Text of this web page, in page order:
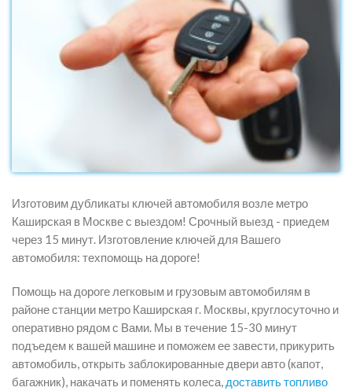
Изготовим дубликаты ключей автомобиля возле метро
Каширская в Москве с выездом! Срочный выезд - приедем
через 15 минут. Изготовление ключей для Вашего
автомобиля: техпомощь на дороге!
Помощь на дороге легковым и грузовым автомобилям в
районе станции метро Каширская г. Москвы, круглосуточно и
оперативно рядом с Вами. Мы в течение 15-30 минут
подъедем к вашей машине и поможем ее завести, прикурить
автомобиль, открыть заблокированные двери авто (капот,
багажник), накачать и поменять колеса, доставить топливо